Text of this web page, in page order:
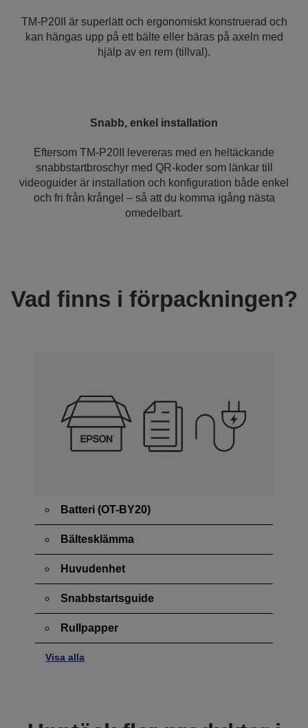
TM-P20II är superlätt och ergonomiskt konstruerad och
kan hängas upp på ett bälte eller bäras på axeln med
hjälp av en rem (tillval).
Snabb, enkel installation
Eftersom TM-P20II levereras med en heltäckande
snabbstartbroschyr med QR-koder som länkar till
videoguider är installation och konfiguration både enkel
och fri från krångel – så att du komma igång nästa
omedelbart.
Vad finns i förpackningen?
Batteri (OT-BY20)
Bältesklämma
Huvudenhet
Snabbstartsguide
Rullpapper
Visa alla